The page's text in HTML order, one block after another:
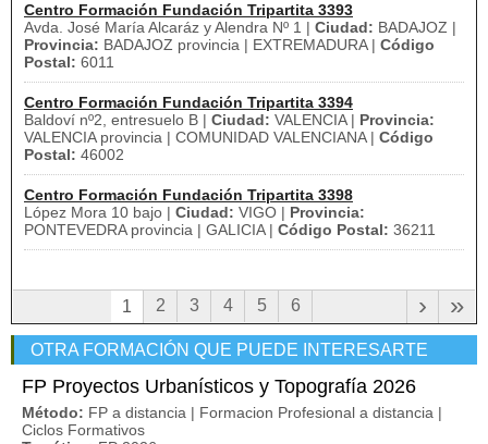
Centro Formación Fundación Tripartita 3393
Avda. José María Alcaráz y Alendra Nº 1 | Ciudad: BADAJOZ |
Provincia: BADAJOZ provincia | EXTREMADURA | Código
Postal: 6011
Centro Formación Fundación Tripartita 3394
Baldoví nº2, entresuelo B | Ciudad: VALENCIA | Provincia:
VALENCIA provincia | COMUNIDAD VALENCIANA | Código
Postal: 46002
Centro Formación Fundación Tripartita 3398
López Mora 10 bajo | Ciudad: VIGO | Provincia:
PONTEVEDRA provincia | GALICIA | Código Postal: 36211
1 2 3 4 5 6 »
›
OTRA FORMACIÓN QUE PUEDE INTERESARTE
FP Proyectos Urbanísticos y Topografía 2026
Método: FP a distancia | Formacion Profesional a distancia |
Ciclos Formativos